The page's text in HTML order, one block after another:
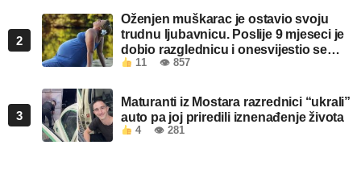
2
Oženjen muškarac je ostavio svoju
trudnu ljubavnicu. Poslije 9 mjeseci je
dobio razglednicu i onesvijestio se
kada je pročitao šta piše!
11 👁 857
3
Maturanti iz Mostara razrednici “ukrali”
auto pa joj priredili iznenađenje života
4 👁 281